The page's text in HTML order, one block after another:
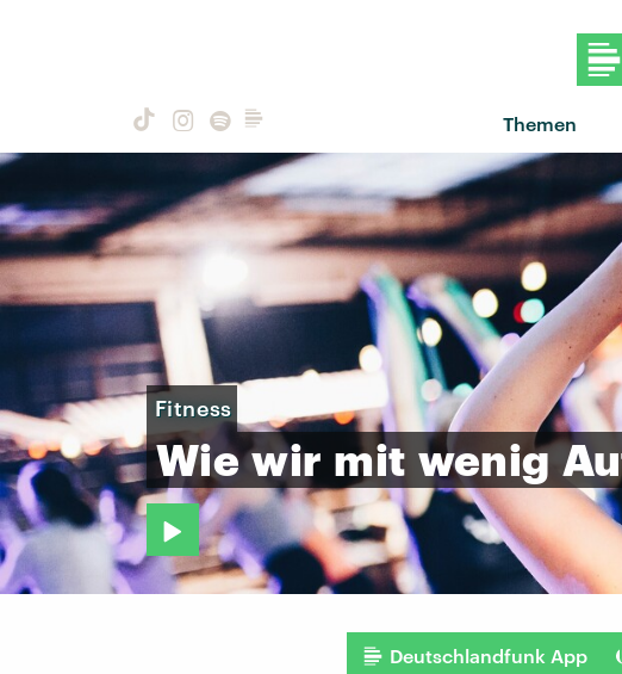
Themen
Fitness
Wie wir mit wenig
Deutschlandfunk App